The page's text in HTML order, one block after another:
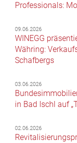
Professionals:
09.06.2026
WINEGG
Währing:
Schafbergs
03.06.2026
in Bad Ischl auf
02.06.2026